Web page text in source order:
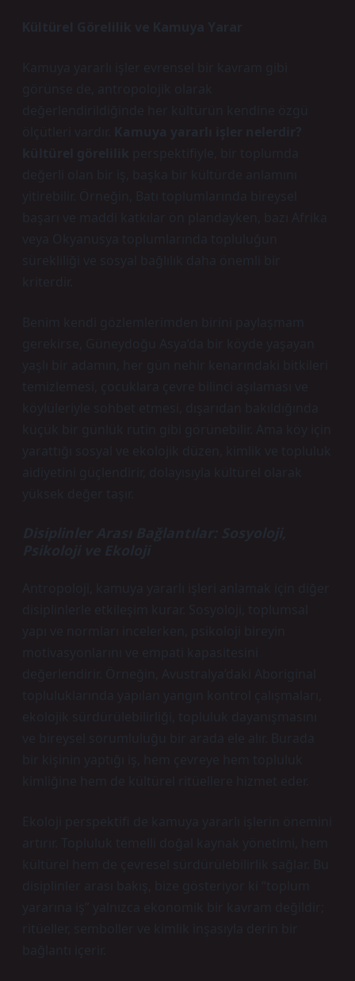
Kültürel Görelilik ve Kamuya Yarar
Kamuya yararlı işler evrensel bir kavram gibi
görünse de, antropolojik olarak
değerlendirildiğinde her kültürün kendine özgü
ölçütleri vardır.
Kamuya yararlı işler nelerdir?
kültürel görelilik
perspektifiyle, bir toplumda
değerli olan bir iş, başka bir kültürde anlamını
yitirebilir. Örneğin, Batı toplumlarında bireysel
başarı ve maddi katkılar ön plandayken, bazı Afrika
veya Okyanusya toplumlarında topluluğun
sürekliliği ve sosyal bağlılık daha önemli bir
kriterdir.
Benim kendi gözlemlerimden birini paylaşmam
gerekirse, Güneydoğu Asya’da bir köyde yaşayan
yaşlı bir adamın, her gün nehir kenarındaki bitkileri
temizlemesi, çocuklara çevre bilinci aşılaması ve
köylüleriyle sohbet etmesi, dışarıdan bakıldığında
küçük bir günlük rutin gibi görünebilir. Ama köy için
yarattığı sosyal ve ekolojik düzen,
ve topluluk
aidiyetini güçlendirir, dolayısıyla kültürel olarak
yüksek değer taşır.
Disiplinler Arası Bağlantılar: Sosyoloji,
Psikoloji ve Ekoloji
Antropoloji, kamuya yararlı işleri anlamak için diğer
disiplinlerle etkileşim kurar. Sosyoloji, toplumsal
yapı ve normları incelerken, psikoloji bireyin
motivasyonlarını ve empati kapasitesini
değerlendirir. Örneğin, Avustralya’daki Aboriginal
topluluklarında yapılan yangın kontrol çalışmaları,
ekolojik sürdürülebilirliği, topluluk dayanışmasını
ve bireysel sorumluluğu bir arada ele alır. Burada
bir kişinin yaptığı iş, hem çevreye hem topluluk
kimliğine hem de kültürel ritüellere hizmet eder.
Ekoloji perspektifi de kamuya yararlı işlerin önemini
artırır. Topluluk temelli doğal kaynak yönetimi, hem
kültürel hem de çevresel sürdürülebilirlik sağlar. Bu
disiplinler arası bakış, bize gösteriyor ki “toplum
yararına iş” yalnızca ekonomik bir kavram değildir;
ritüeller, semboller ve kimlik inşasıyla derin bir
bağlantı içerir.